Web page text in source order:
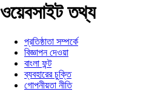
ওয়েবসাইট তথ্য
প্রতিষ্ঠাতা সম্পর্কে
বিজ্ঞাপন দেওয়া
বাংলা ফন্ট
ব্যবহারের চুক্তি
গোপনীয়তা নীতি